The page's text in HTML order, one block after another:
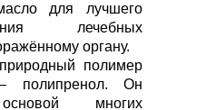
для лучшего
лечебных
органу.
полимер
полипренол. Он
многих